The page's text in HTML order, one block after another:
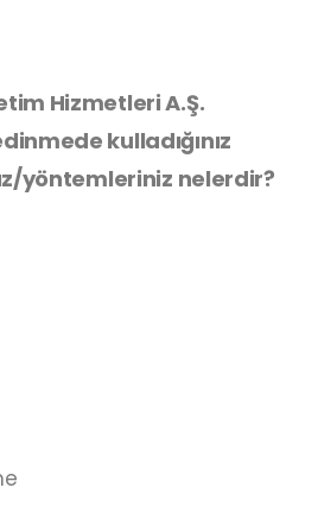
Hizmetleri A.Ş.
kulladığınız
yöntemleriniz nelerdir?